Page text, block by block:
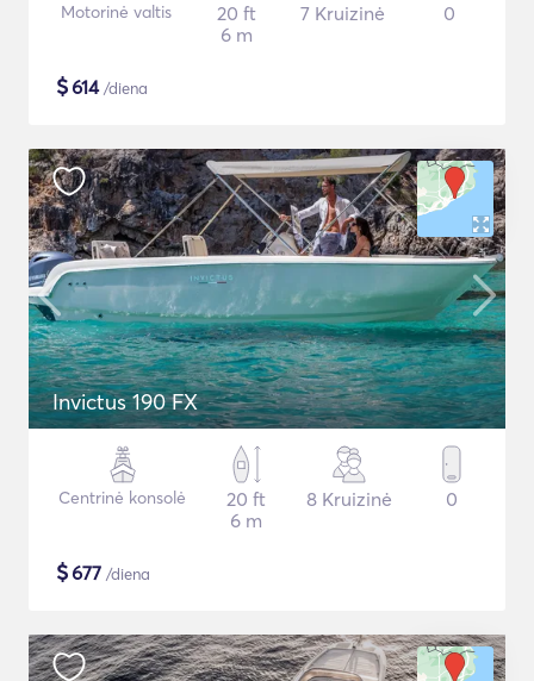
Motorinė valtis
20 ft
6 m
7 Kruizinė 0
$614/diena
Invictus 190 FX
Centrinė konsolė
20 ft
6 m
8 Kruizinė 0
$677 /diena